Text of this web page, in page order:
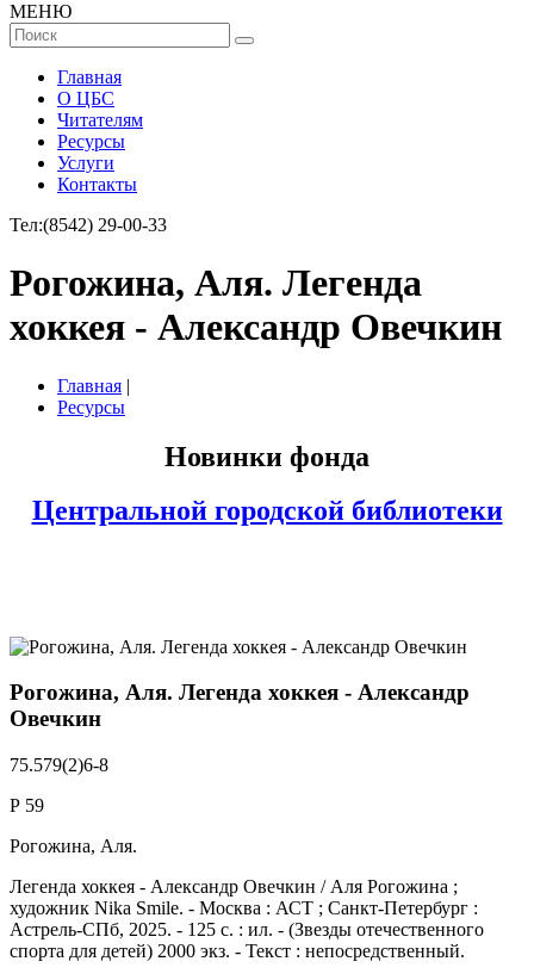
МЕНЮ
Главная
О ЦБС
Читателям
Ресурсы
Услуги
Контакты
Тел:(8542) 29-00-33
Рогожина, Аля. Легенда
хоккея - Александр Овечкин
Главная |
Ресурсы
Новинки фонда
Центральной городской библиотеки
Рогожина, Аля. Легенда хоккея - Александр
Овечкин
75.579(2)6-8
Р 59
Рогожина, Аля.
Легенда хоккея - Александр Овечкин / Аля Рогожина ;
художник Nika Smile. - Москва : АСТ ; Санкт-Петербург :
Астрель-СПб, 2025. - 125 с. : ил. - (Звезды отечественного
спорта для детей) 2000 экз. - Текст : непосредственный.